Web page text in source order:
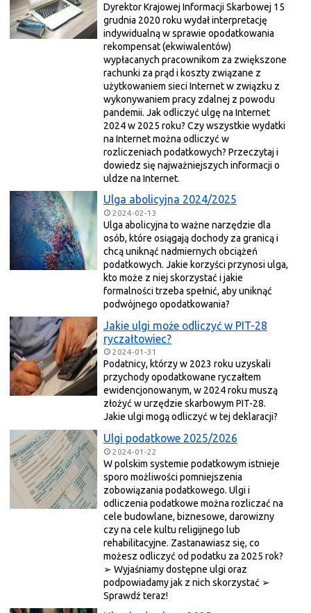
Dyrektor Krajowej Informacji Skarbowej 15
grudnia 2020 roku wydał interpretację
indywidualną w sprawie opodatkowania
rekompensat (ekwiwalentów)
wypłacanych pracownikom za zwiększone
rachunki za prąd i koszty związane z
użytkowaniem sieci Internet w związku z
wykonywaniem pracy zdalnej z powodu
pandemii. Jak odliczyć ulgę na Internet
2024 w 2025 roku? Czy wszystkie wydatki
na Internet można odliczyć w
rozliczeniach podatkowych? Przeczytaj i
dowiedz się najważniejszych informacji o
uldze na Internet.
Ulga abolicyjna 2024/2025
2024-02-13
Ulga abolicyjna to ważne narzędzie dla
osób, które osiągają dochody za granicą i
chcą uniknąć nadmiernych obciążeń
podatkowych. Jakie korzyści przynosi ulga,
kto może z niej skorzystać i jakie
formalności trzeba spełnić, aby uniknąć
podwójnego opodatkowania?
Jakie ulgi może odliczyć w PIT-28
ryczałtowiec?
2024-01-31
Podatnicy, którzy w 2023 roku uzyskali
przychody opodatkowane ryczałtem
ewidencjonowanym, w 2024 roku muszą
złożyć w urzędzie skarbowym PIT-28.
Jakie ulgi mogą odliczyć w tej deklaracji?
Ulgi podatkowe 2025/2026
2024-01-22
W polskim systemie podatkowym istnieje
sporo możliwości pomniejszenia
zobowiązania podatkowego. Ulgi i
odliczenia podatkowe można rozliczać na
cele budowlane, biznesowe, darowizny
czy na cele kultu religijnego lub
rehabilitacyjne. Zastanawiasz się, co
możesz odliczyć od podatku za 2025 rok?
➢ Wyjaśniamy dostępne ulgi oraz
podpowiadamy jak z nich skorzystać ➢
Sprawdź teraz!